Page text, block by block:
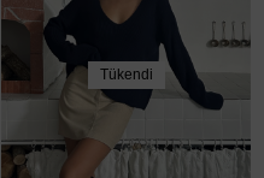
Tükendi